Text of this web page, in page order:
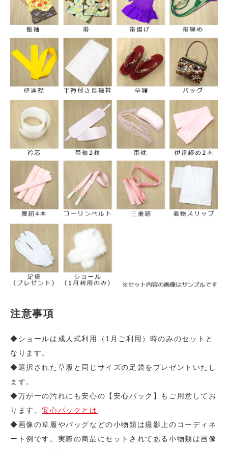
注意事項
◆ショールは成人式利用（1月ご利用）時のみのセットと
なります。
◆選択された草履と同じサイズの足袋をプレゼントいたし
ます。
◆万が一の汚れにも安心の【安心パック】もご用意してお
ります。安心パックとは
◆画像の草履やバッグなどの小物類は撮影上のコーディネ
ート例です。実際の商品にセットされてある小物類は画像